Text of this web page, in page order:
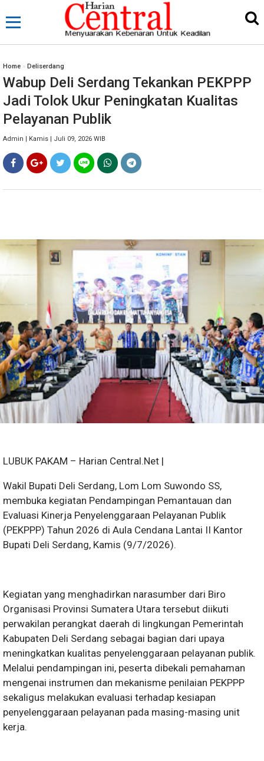
Home » Deliserdang
Wabup Deli Serdang Tekankan PEKPPP
Jadi Tolok Ukur Peningkatan Kualitas
Pelayanan Publik
Admin | Kamis | Juli 09, 2026 WIB
LUBUK PAKAM – Harian Central.Net |
Wakil Bupati Deli Serdang, Lom Lom Suwondo SS,
membuka kegiatan Pendampingan Pemantauan dan
Evaluasi Kinerja Penyelenggaraan Pelayanan Publik
(PEKPPP) Tahun 2026 di Aula Cendana Lantai II Kantor
Bupati Deli Serdang, Kamis (9/7/2026).
Kegiatan yang menghadirkan narasumber dari Biro
Organisasi Provinsi Sumatera Utara tersebut diikuti
perwakilan perangkat daerah di lingkungan Pemerintah
Kabupaten Deli Serdang sebagai bagian dari upaya
meningkatkan kualitas penyelenggaraan pelayanan publik.
Melalui pendampingan ini, peserta dibekali pemahaman
mengenai instrumen dan mekanisme penilaian PEKPPP
sekaligus melakukan evaluasi terhadap kesiapan
penyelenggaraan pelayanan pada masing-masing unit
kerja.